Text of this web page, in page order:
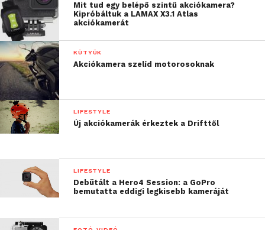
Mit tud egy belépő szintű akciókamera?
Kipróbáltuk a LAMAX X3.1 Atlas
akciókamerát
KÜTYÜK
Akciókamera szelíd motorosoknak
LIFESTYLE
Új akciókamerák érkeztek a Drifttől
LIFESTYLE
Debütált a Hero4 Session: a GoPro
bemutatta eddigi legkisebb kameráját